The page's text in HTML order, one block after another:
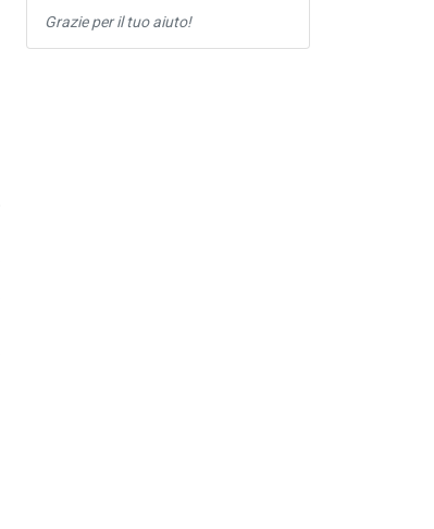
Grazie per il tuo aiuto!